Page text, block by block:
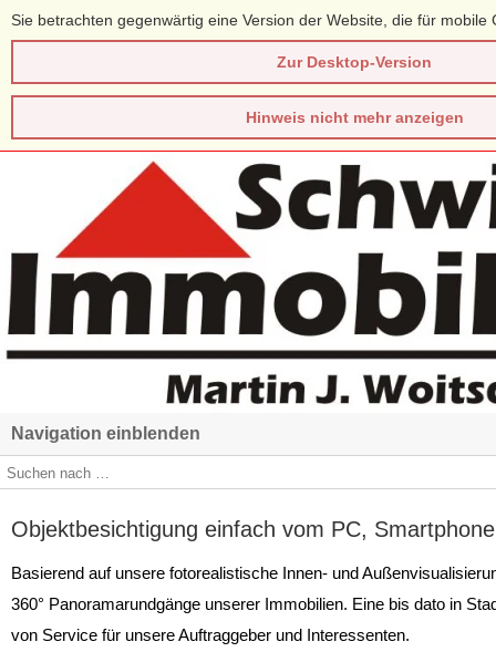
Sie betrachten gegenwärtig eine Version der Website, die für mobile
Zur Desktop-Version
Hinweis nicht mehr anzeigen
Navigation einblenden
Objektbesichtigung einfach vom PC,
Basierend auf unsere fotorealistische Innen- und
360° Panoramarundgänge unserer Immobilien. Eine bis dato in
von Service für unsere Auftraggeber und Interessenten.